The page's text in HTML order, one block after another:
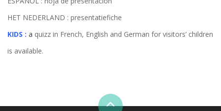
HET NEDERLAND : presentatiefiche
KIDS : a quizz in French, English and German for visitors’ children
is available.